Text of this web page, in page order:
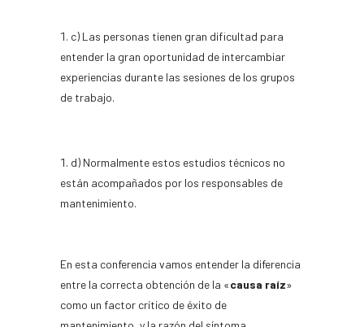
c) Las personas tienen gran dificultad para
entender la gran oportunidad de intercambiar
experiencias durante las sesiones de los grupos
de trabajo.
d) Normalmente estos estudios técnicos no
están acompañados por los responsables de
mantenimiento.
En esta conferencia vamos entender la diferencia
entre la correcta obtención de la «causa raíz»
como un factor crítico de éxito de